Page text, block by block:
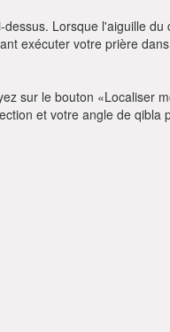
Lorsque l'aiguille
exécuter votre prière
sur le bouton «Localiser
et votre angle de qibla